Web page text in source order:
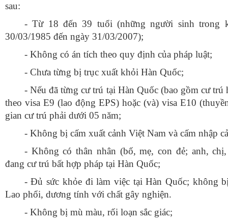
sau:
- Từ 18 đến 39 tuổi (những người sinh trong
30/03/1985 đến ngày 31/03/2007);
- Không có án tích theo quy định của pháp luật;
- Chưa từng bị trục xuất khỏi Hàn Quốc;
- Nếu đã từng cư trú tại Hàn Quốc (bao gồm cư trú
theo visa E9 (lao động EPS) hoặc (và) visa E10
gian cư trú phải dưới 05 năm;
- Không bị cấm xuất cảnh Việt Nam và cấm nhập
- Không có thân nhân (bố, mẹ, con đẻ; anh,
đang cư trú bất hợp pháp tại Hàn Quốc;
- Đủ sức khỏe đi làm việc tại Hàn Quốc; không
Lao phổi, dương tính với chất gây nghiện.
- Không bị mù màu, rối loạn sắc giác;